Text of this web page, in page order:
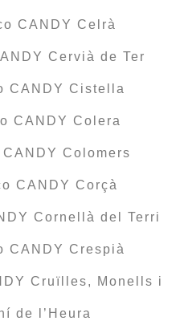
CANDY Celrà
Cervià de Ter
CANDY Cistella
CANDY Colera
Colomers
CANDY Corçà
Cornellà del Terri
CANDY Crespià
Cruïlles, Monells i
de l’Heura